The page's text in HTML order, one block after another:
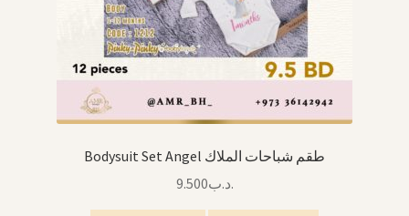
Bodysuit Set Angel طقم شباحات الملاك
.د.ب9.500